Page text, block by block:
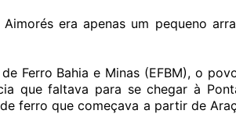
era apenas um pequeno
Ferro Bahia e Minas (EFBM),o
que faltava para se chegar à
ferro que começava a partir de